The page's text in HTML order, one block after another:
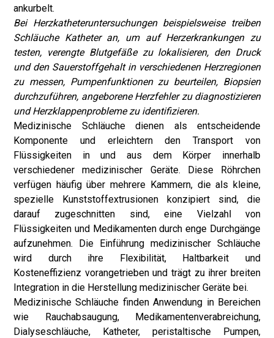
ankurbelt.
Bei Herzkatheteruntersuchungen beispielsweise treiben
Schläuche Katheter an, um auf Herzerkrankungen zu
testen, verengte Blutgefäße zu lokalisieren, den Druck
und den Sauerstoffgehalt in verschiedenen Herzregionen
zu messen, Pumpenfunktionen zu beurteilen, Biopsien
durchzuführen, angeborene Herzfehler zu diagnostizieren
und Herzklappenprobleme zu identifizieren.
Medizinische Schläuche dienen als entscheidende
Komponente und erleichtern den Transport von
Flüssigkeiten in und aus dem Körper innerhalb
verschiedener medizinischer Geräte. Diese Röhrchen
verfügen häufig über mehrere Kammern, die als kleine,
spezielle Kunststoffextrusionen konzipiert sind, die
darauf zugeschnitten sind, eine Vielzahl von
Flüssigkeiten und Medikamenten durch enge Durchgänge
aufzunehmen. Die Einführung medizinischer Schläuche
wird durch ihre Flexibilität, Haltbarkeit und
Kosteneffizienz vorangetrieben und trägt zu ihrer breiten
Integration in die Herstellung medizinischer Geräte bei.
Medizinische Schläuche finden Anwendung in Bereichen
wie Rauchabsaugung, Medikamentenverabreichung,
Dialyseschläuche, Katheter, peristaltische Pumpen,